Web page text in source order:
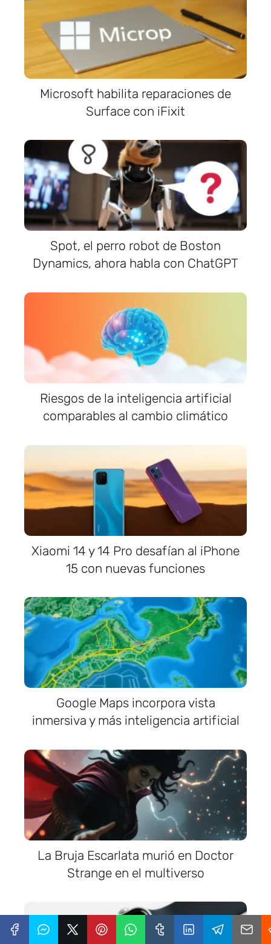
Microsoft habilita reparaciones de
Surface con iFixit
Spot, el perro robot de Boston
Dynamics, ahora habla con ChatGPT
Riesgos de la inteligencia artificial
comparables al cambio climático
Xiaomi 14 y 14 Pro desafían al iPhone
15 con nuevas funciones
Google Maps incorpora vista
inmersiva y más inteligencia artificial
La Bruja Escarlata murió en Doctor
Strange en el multiverso